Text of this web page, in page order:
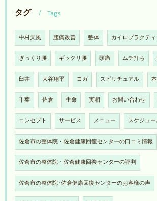
タグ Tags
中村天風 腰痛改善 整体 カイロプラクティ
ぎっくり腰 ギックリ腰 頭痛 ムチ打ち
臼井 大谷翔平 ヨガ スピリチュアル
千葉 佐倉 生命 実相 お問い合わせ
コンセプト サービス メニュー スケジュ
佐倉市の整体院・佐倉健康回復センターの口コミ情報
佐倉市の整体院・佐倉健康回復センターの評判
佐倉市の整体院･佐倉健康回復センターのお客様の声